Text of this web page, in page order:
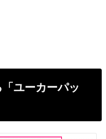
ユーカーパッ